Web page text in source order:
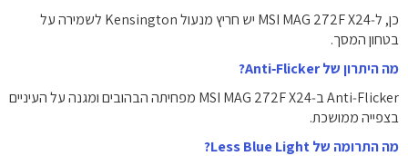
כן, ל‑MSI MAG 272F X24 יש חריץ מנעול Kensington לשמירה על
בטחון המסך.
מה היתרון של Anti‑Flicker?
Anti‑Flicker ב‑MSI MAG 272F X24 מפחיתה הבהובים ומגנה על העיניים
בצפייה ממושכת.
מה התרומה של Less Blue Light?